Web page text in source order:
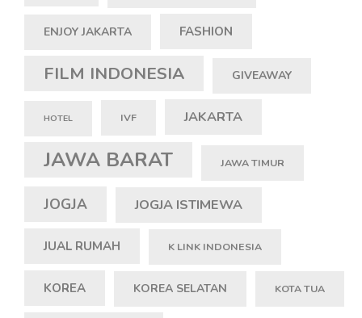
ENJOY JAKARTA FASHION
FILM INDONESIA GIVEAWAY
HOTEL IVF JAKARTA
JAWA BARAT JAWA TIMUR
JOGJA JOGJA ISTIMEWA
JUAL RUMAH K LINK INDONESIA
KOREA KOREA SELATAN KOTA TUA